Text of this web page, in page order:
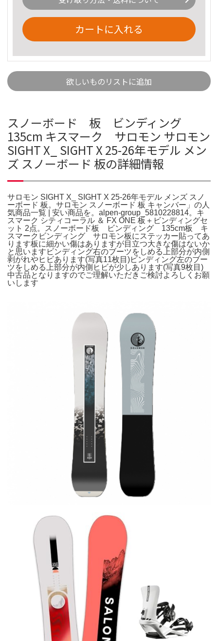
カートに入れる
欲しいものリストに追加
スノーボード 板 ビンディング
135cm キスマーク サロモン サロモン
SIGHT X_ SIGHT X 25-26年モデル メン
ズ スノーボード 板の詳細情報
サロモン SIGHT X_ SIGHT X 25-26年モデル メンズ スノ
ーボード 板。サロモン スノーボード 板 キャンバー」の人
気商品一覧 | 安い商品を。alpen-group_5810228814。キ
スマーク シティコーラル ＆ FX ONE 板＋ビンディングセ
ット 2点。スノーボード板 ビンディング 135cm板 キ
スマークビンディング サロモン板にステッカー貼ってあ
ります板に細かい傷はありますが目立つ大きな傷はないか
と思いますビンディング右のブーツをしめる上部分が内側
剥がれやヒビあります(写真11枚目)ビンディング左のブー
ツをしめる上部分が内側ヒビが少しあります(写真9枚目)
中古品となりますのでご理解いただきご検討よろしくお願
いします